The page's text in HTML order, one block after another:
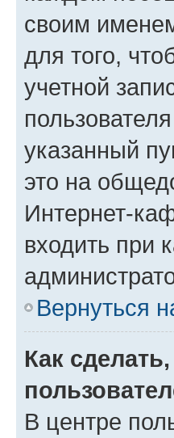
своим
для того,
учетной
указанный
это на
Интернет-
входить при
Вернуться
Как
В центре